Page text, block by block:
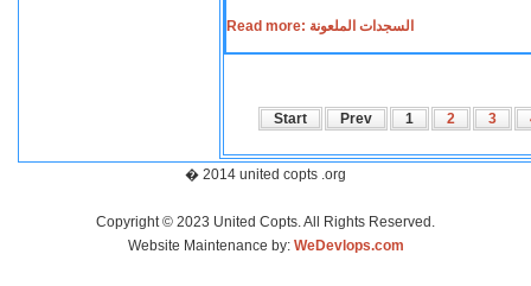
Read more: السجدات الملعونة
Start Prev 1 2 3
� 2014 united copts .org
Copyright © 2023 United Copts. All Rights Reserved.
Website Maintenance by: WeDevlops.com